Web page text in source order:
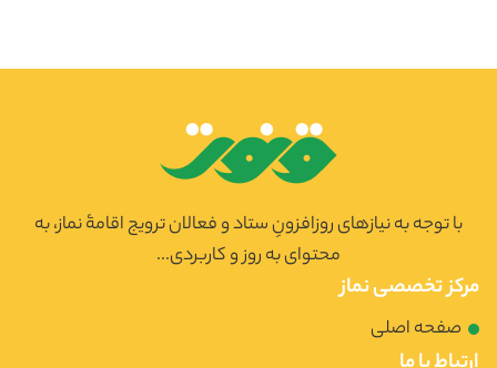
با توجه به نیازهای روزافزونِ ستاد و فعالان ترویج اقامۀ نماز، به
محتوای به روز و کاربردی...
مرکز تخصصی نماز
صفحه اصلی